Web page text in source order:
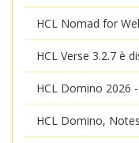
HCL Nomad for
HCL Verse 3.2.7 è
HCL Domino 2026
HCL Domino,